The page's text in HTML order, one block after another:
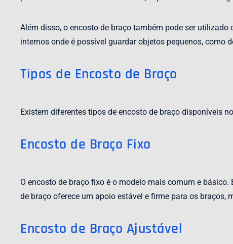
Além disso, o encosto de braço também pode ser
internos onde é possível guardar objetos pequenos, como
Tipos de Encosto de Braço
Existem diferentes tipos de encosto de braço disponíveis
Encosto de Braço Fixo
O encosto de braço fixo é o modelo mais comum e
de braço oferece um apoio estável e firme para os braços,
Encosto de Braço Ajustável